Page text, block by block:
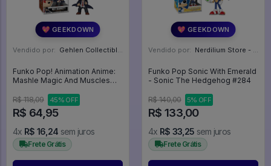
💖 GEEKDOWN
Vendido por: Gehlen Collectibles - RS
Funko Pop! Animation Anime:
Mashle Magic And Muscles
Magia E Músculos #2185
R$ 118,09 45% OFF
R$ 64,95
4x R$ 16,24 sem juros
Frete Grátis
💖 GEEKDOWN
Vendido por: Nerdilium Store - SP
Funko Pop Sonic With Emerald
- Sonic The Hedgehog #284
R$ 140,00 5% OFF
R$ 133,00
4x R$ 33,25 sem juros
Frete Grátis